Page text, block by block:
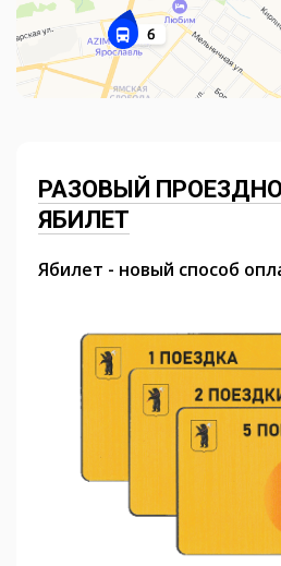
РАЗОВЫЙ
ЯБИЛЕТ
Ябилет - новый способ